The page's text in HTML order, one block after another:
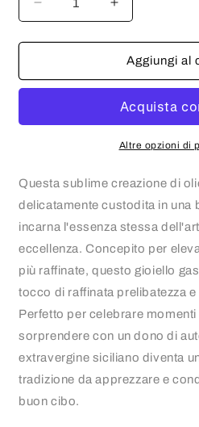
Diminuisci
quantità
per
Extravergine
-
-
da
0,25
L
Aumenta
quantità
per
Olio
Extravergine
Oliva
-
Alta
-
da
0,25
L
Aggiungi al
Altre opzioni di
Questa sublime creazione di
delicatamente custodita in una
incarna l'essenza stessa
eccellenza. Concepito per
più raffinate, questo gioiello
tocco di raffinata prelibatezza
Perfetto per celebrare
sorprendere con un dono di
extravergine siciliano diventa
tradizione da apprezzare e
buon cibo.